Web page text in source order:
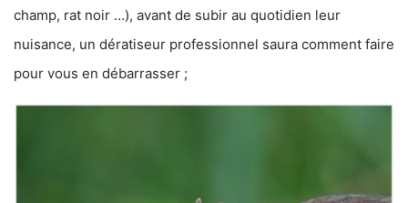
champ, rat noir …), avant de subir au quotidien leur
nuisance, un dératiseur professionnel saura comment faire
pour vous en débarrasser ;